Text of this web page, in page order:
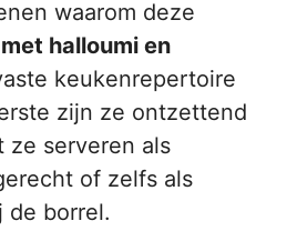
waarom deze
halloumi en
keukenrepertoire
zijn ze ontzettend
ze serveren als
of zelfs als
de borrel.